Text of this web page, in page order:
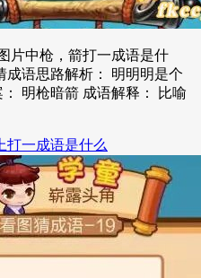
片中枪，箭打一成语是什
成语思路解析： 明明明是个
明枪暗箭 成语解释： 比喻
打一成语是什么